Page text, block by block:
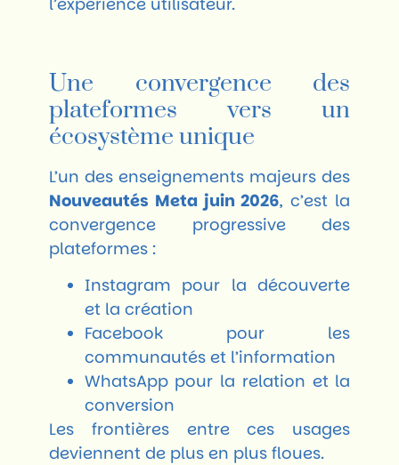
Une convergence des
plateformes vers un
écosystème unique
L’un des enseignements majeurs des
Nouveautés Meta juin 2026, c’est la
convergence progressive des
plateformes :
Instagram pour la découverte
et la création
Facebook pour les
communautés et l’information
WhatsApp pour la relation et la
conversion
Les frontières entre ces usages
deviennent de plus en plus floues.